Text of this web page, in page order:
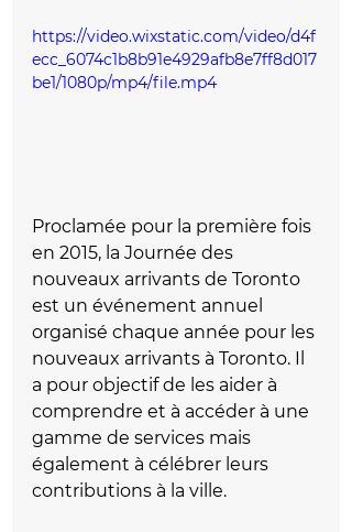
https://video.wixstatic.com/video/d4f
ecc_6074c1b8b91e4929afb8e7ff8d017
be1/1080p/mp4/file.mp4
Proclamée pour la première fois
en 2015, la Journée des
nouveaux arrivants de Toronto
est un événement annuel
organisé chaque année pour les
nouveaux arrivants à Toronto. Il
a pour objectif de les aider à
comprendre et à accéder à une
gamme de services mais
également à célébrer leurs
contributions à la ville.